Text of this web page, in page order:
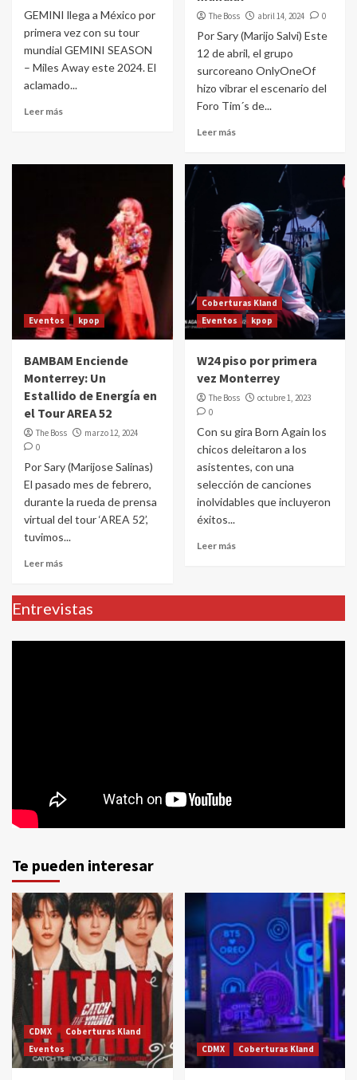
GEMINI llega a México por
primera vez con su tour
mundial GEMINI SEASON
– Miles Away este 2024. El
aclamado...
Leer más
The Boss abril 14, 2024 0
Por Sary (Marijo Salvi) Este
12 de abril, el grupo
surcoreano OnlyOneOf
hizo vibrar el escenario del
Foro Tim´s de...
Leer más
Eventos kpop
BAMBAM Enciende
Monterrey: Un
Estallido de Energía en
el Tour AREA 52
The Boss
marzo 12, 2024
0
Por Sary (Marijose Salinas)
El pasado mes de febrero,
durante la rueda de prensa
virtual del tour ‘AREA 52’,
tuvimos...
Leer más
Coberturas Kland
Eventos
kpop
W24 piso por primera
vez Monterrey
The Boss
octubre 1, 2023
0
Con su gira Born Again los
chicos deleitaron a los
asistentes, con una
selección de canciones
inolvidables que incluyeron
éxitos...
Leer más
Entrevistas
Te pueden interesar
CDMX
Coberturas Kland
Eventos
CDMX Coberturas Kland